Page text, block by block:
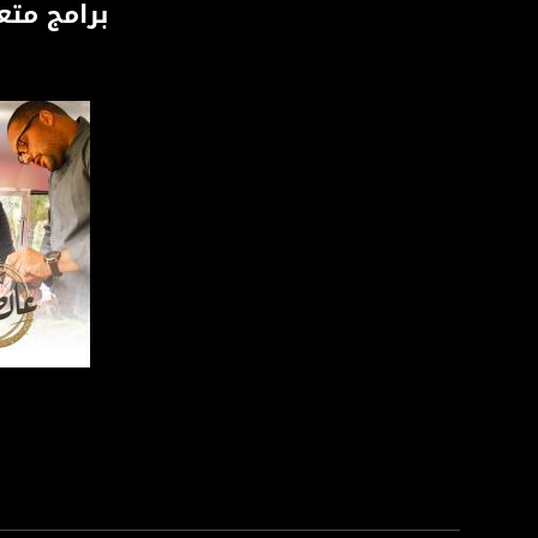
بريد الكتروني:
للتفاعل:
الموقع الالكتروني:
فيسبوك:
musawachannel
musawachannel
برامج